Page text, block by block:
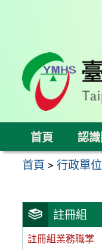
首頁 認
首頁 >行政單位
註冊組
註冊組業務職掌